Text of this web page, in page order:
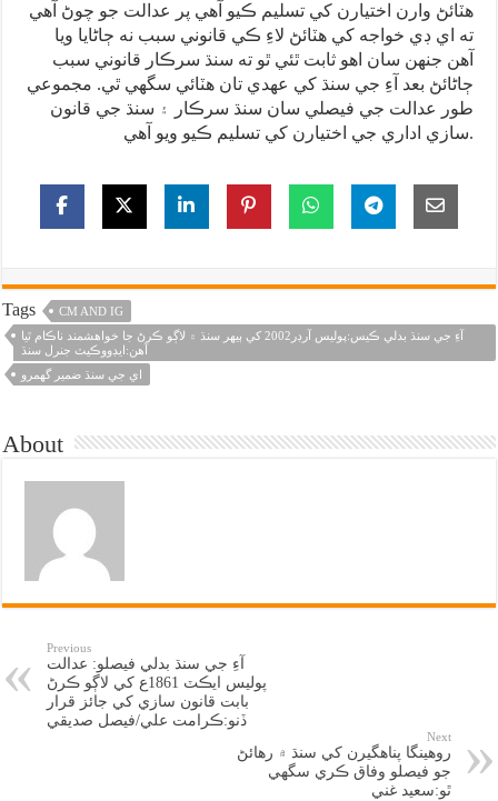
هٽائڻ وارن اختيارن کي تسليم ڪيو آهي پر عدالت جو چوڻ آهي
ته اي ڊي خواجه کي هٽائڻ لاءِ ڪي قانوني سبب نه ڄاڻايا ويا
آهن جنهن سان اهو ثابت ٿئي ٿو ته سنڌ سرڪار قانوني سبب
ڄاڻائڻ بعد آءِ جي سنڌ کي عهدي تان هٽائي سگهي ٿي. مجموعي
طور عدالت جي فيصلي سان سنڌ سرڪار ۽ سنڌ جي قانون
سازي اداري جي اختيارن کي تسليم ڪيو ويو آهي.
Tags
CM AND IG
آءِ جي سنڌ بدلي ڪيس:پوليس آرڊر2002 کي ٻيهر سنڌ ۾ لاڳو ڪرڻ جا خواهشمند ناڪام ٿيا
آهن:ايڊووڪيٽ جنرل سنڌ
اي جي سنڌ ضمير گهمرو
About
Previous
آءِ جي سنڌ بدلي فيصلو: عدالت
پوليس ايڪٽ 1861ع کي لاڳو ڪرڻ
بابت قانون سازي کي جائز قرار
ڏنو:ڪرامت علي/فيصل صديقي
Next
روهينگا پناهگيرن کي سنڌ ۾ رهائڻ
جو فيصلو وفاق ڪري سگهي
ٿو:سعيد غني